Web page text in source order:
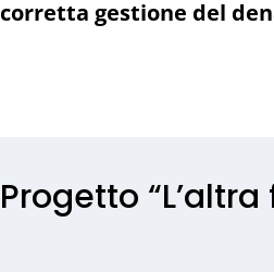
corretta gestione del
Progetto